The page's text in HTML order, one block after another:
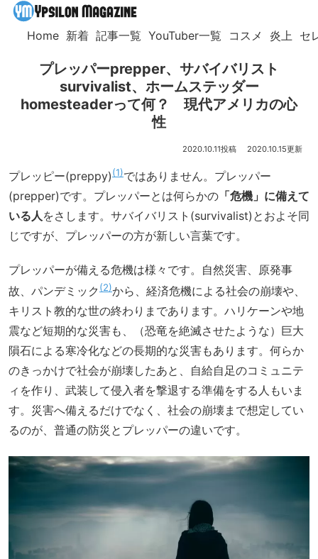
Home 新着 記事一覧 YouTuber一覧 コスメ 炎上 セ
プレッパーprepper、サバイバリスト
survivalist、ホームステッダー
homesteaderって何？ 現代アメリカの心
性
2020.10.11 2020.10.15
プレッピー(preppy) 1 ではありません。プレッパー
(prepper)です。プレッパーとは何らかの 「危機」に備えて
いる人をさします。サバイバリスト(survivalist)とおよそ同
じですが、プレッパーの方が新しい言葉です。
プレッパーが備える危機は様々です。自然災害、原発事
故、パンデミック 2 から、経済危機による社会の崩壊や、
キリスト教的な世の終わりまであります。ハリケーンや地
震など短期的な災害も、（恐竜を絶滅させたような）巨大
隕石による寒冷化などの長期的な災害もあります。何らか
のきっかけで社会が崩壊したあと、自給自足のコミュニテ
ィを作り、武装して侵入者を撃退する準備をする人もいま
す。災害へ備えるだけでなく、社会の崩壊まで想定してい
るのが、普通の防災とプレッパーの違いです。